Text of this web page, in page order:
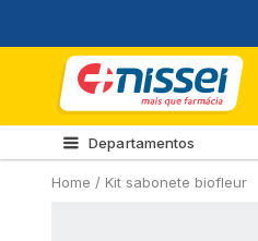
Departamentos
Home / Kit sabonete biofleur